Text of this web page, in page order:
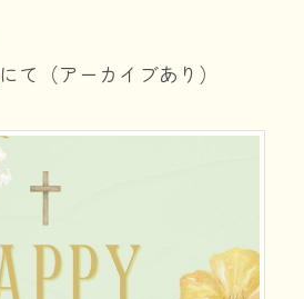
にて（アーカイブあり）